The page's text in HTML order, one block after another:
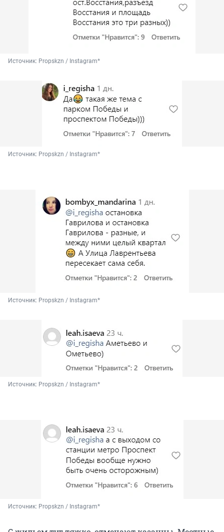
Источник: Propskzn / Instagram*
Источник: Propskzn / Instagram*
Источник: Propskzn / Instagram*
Источник: Propskzn / Instagram*
Источник: Propskzn / Instagram*